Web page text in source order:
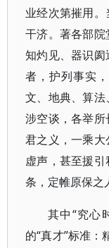
业经次第摧用
干济。著各部
知灼见、器识
者，护列事实
文、地典、算
涉空谈，各举
君之义，一乘
虚声，甚至援
条，定帷原保之
其中“究心
的“真才”标准：